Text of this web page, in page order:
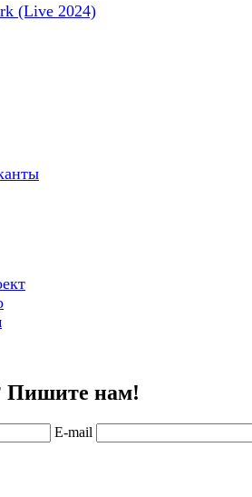
(Live 2024)
Пишите нам!
E-mail